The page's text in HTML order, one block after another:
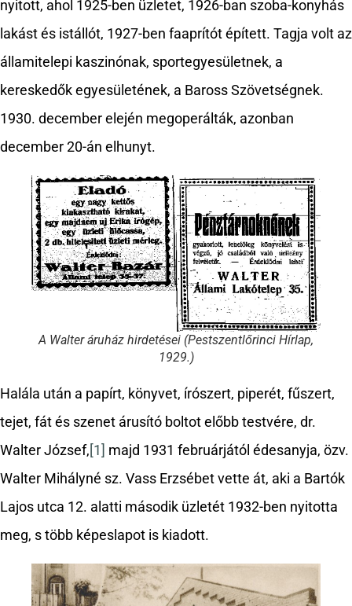
nyitott, ahol 1925-ben üzletet, 1926-ban szoba-konyhás
lakást és istállót, 1927-ben faaprítót épített. Tagja volt az
államitelepi kaszinónak, sportegyesületnek, a
kereskedők egyesületének, a Baross Szövetségnek.
1930. december elején megoperálták, azonban
december 20-án elhunyt.
A Walter áruház hirdetései (Pestszentlőrinci Hírlap,
1929.)
Halála után a papírt, könyvet, írószert, piperét, fűszert,
tejet, fát és szenet árusító boltot előbb testvére, dr.
Walter József, [1]
majd 1931 februárjától édesanyja, özv.
Walter Mihályné sz. Vass Erzsébet vette át, aki a Bartók
Lajos utca 12. alatti második üzletét 1932-ben nyitotta
meg, s több képeslapot is kiadott.